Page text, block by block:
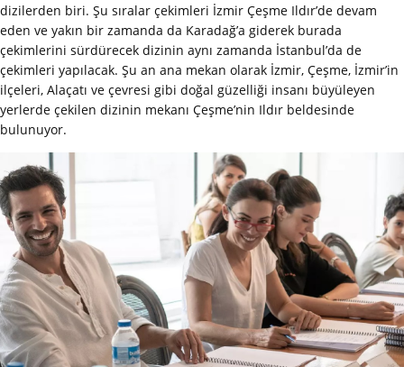
dizilerden biri. Şu sıralar çekimleri İzmir Çeşme Ildır’de devam
eden ve yakın bir zamanda da Karadağ’a giderek burada
çekimlerini sürdürecek dizinin aynı zamanda İstanbul’da de
çekimleri yapılacak. Şu an ana mekan olarak İzmir, Çeşme, İzmir’in
ilçeleri, Alaçatı ve çevresi gibi doğal güzelliği insanı büyüleyen
yerlerde çekilen dizinin mekanı Çeşme’nin Ildır beldesinde
bulunuyor.